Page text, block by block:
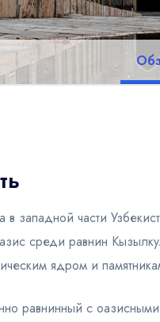
в западной части
среди равнин
ядром и
равнинный с